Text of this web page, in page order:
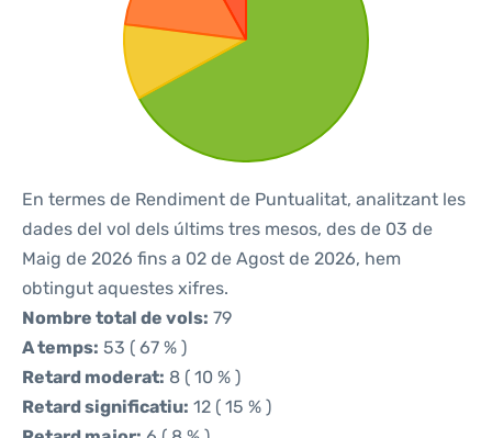
En termes de Rendiment de Puntualitat, analitzant les
dades del vol dels últims tres mesos, des de 03 de
Maig de 2026 fins a 02 de Agost de 2026, hem
obtingut aquestes xifres.
Nombre total de vols: 79
A temps: 53 ( 67 % )
Retard moderat: 8 ( 10 % )
Retard significatiu: 12 ( 15 % )